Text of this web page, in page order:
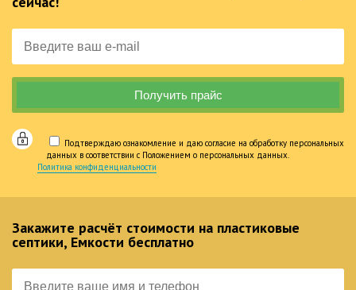
Подтверждаю ознакомление и даю согласие на обработку персональных
данных в соответствии с Положением о персональных данных.
Политика конфиденциальности
Закажите расчёт стоимости на пластиковые
септики, Емкости бесплатно